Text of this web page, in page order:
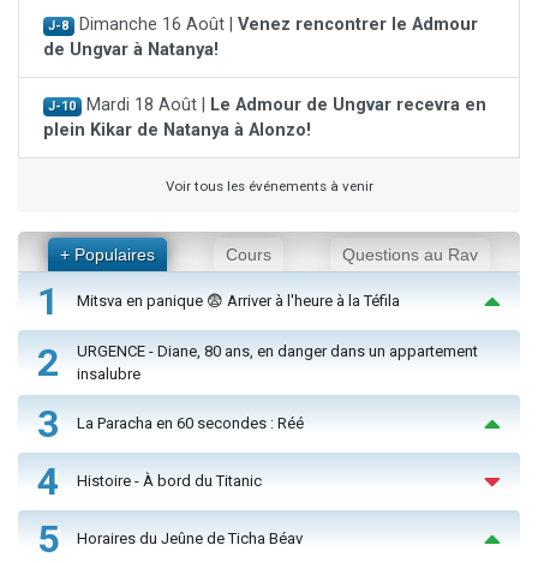
J-8 Dimanche 16 Août | Venez rencontrer le Admour
de Ungvar à Natanya!
J-10 Mardi 18 Août |
Le Admour de Ungvar recevra en
plein Kikar de Natanya à Alonzo!
Voir tous les événements à venir
+ Populaires Cours Questions au Rav
1 Mitsva en panique 😨 Arriver à l'heure à la Téfila
2
URGENCE - Diane, 80 ans, en danger dans un appartement
insalubre
3 La Paracha en 60 secondes : Réé
4 Histoire - À bord du Titanic
5 Horaires du Jeûne de Ticha Béav